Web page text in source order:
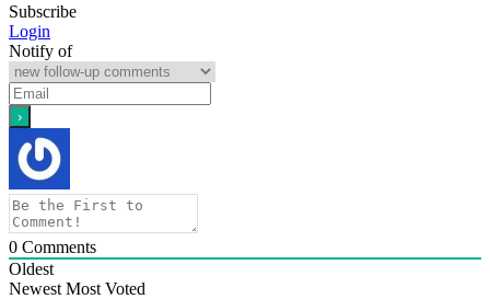
Subscribe
Login
Notify of
0 Comments
Oldest
Newest Most Voted